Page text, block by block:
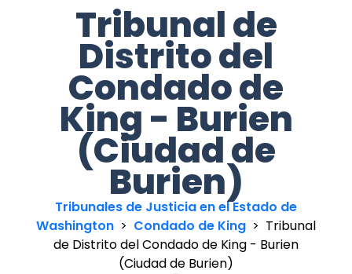
Tribunal de
Distrito del
Condado de
King - Burien
(Ciudad de
Burien)
Tribunales de Justicia en el Estado de
Washington > Condado de King > Tribunal
de Distrito del Condado de King - Burien
(Ciudad de Burien)